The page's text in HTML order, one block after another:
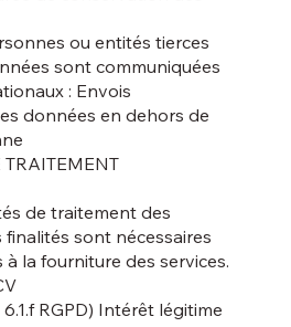
ou entités tierces
sont communiquées
: Envois
données en dehors de
TRAITEMENT
de traitement des
sont nécessaires
la fourniture des services.
RGPD) Intérêt légitime